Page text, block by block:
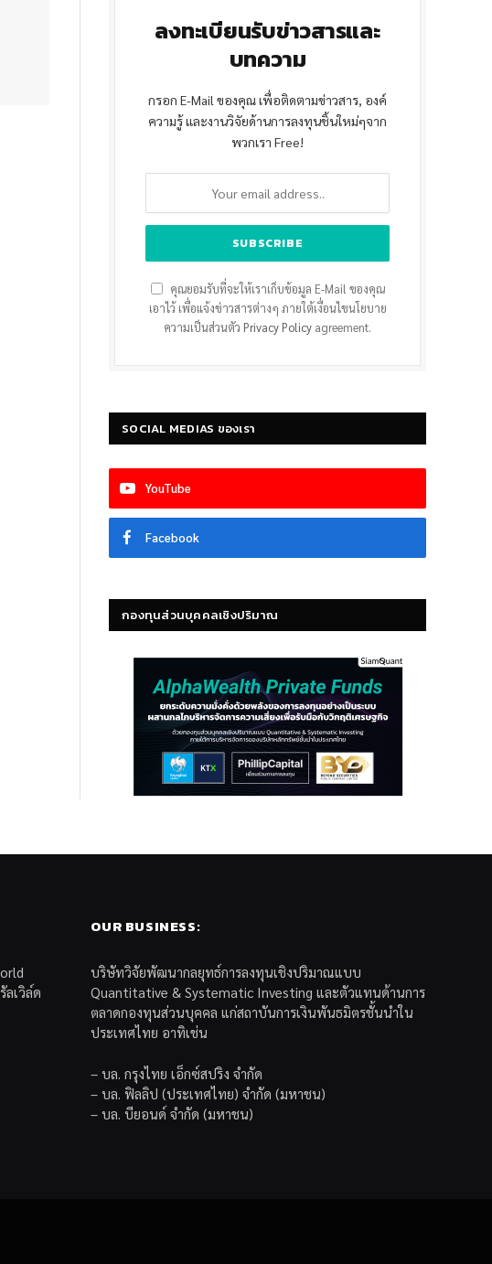
ลงทะเบียนรับข่าวสารและ
บทความ
กรอก E-Mail ของคุณ เพื่อติดตามข่าวสาร, องค์
ความรู้ และงานวิจัยด้านการลงทุนชิ้นใหม่ๆจาก
พวกเรา Free!
คุณยอมรับที่จะให้เราเก็บข้อมูล E-Mail ของคุณ
เอาไว้ เพื่อแจ้งข่าวสารต่างๆ ภายใต้เงื่อนไขนโยบาย
ความเป็นส่วนตัว Privacy Policy agreement.
SOCIAL MEDIAS ของเรา
YouTube
Facebook
กองทุนส่วนบุคคลเชิงปริมาณ
เวิล์ด
OUR BUSINESS:
บริษัทวิจัยพัฒนากลยุทธ์การลงทุนเชิงปริมาณแบบ
Quantitative & Systematic Investing และตัวแทนด้านการ
ตลาดกองทุนส่วนบุคคล แก่สถาบันการเงินพันธมิตรชั้นนำใน
ประเทศไทย อาทิเช่น
– บล. กรุงไทย เอ็กซ์สปริง จำกัด
– บล. ฟิลลิป (ประเทศไทย) จำกัด (มหาชน)
– บล. บียอนด์ จำกัด (มหาชน)